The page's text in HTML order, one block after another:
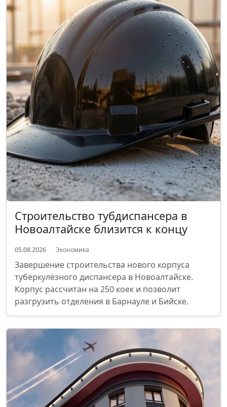
Строительство тубдиспансера в
Новоалтайске близится к концу
05.08.2026 Экономика
Завершение строительства нового корпуса
туберкулёзного диспансера в Новоалтайске.
Корпус рассчитан на 250 коек и позволит
разгрузить отделения в Барнауле и Бийске.